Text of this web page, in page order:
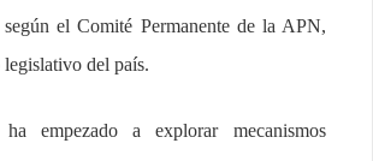
según el Comité Permanente de la APN,
del país.
empezado a explorar mecanismos